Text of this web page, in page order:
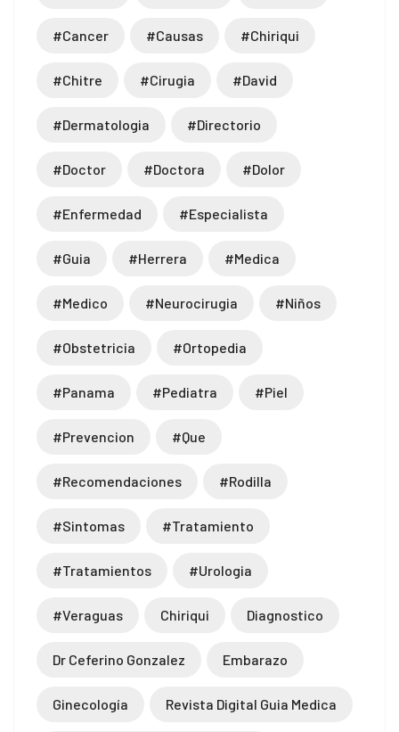
#cancer #causas #chiriqui
#chitre #cirugia #david
#dermatologia #directorio
#doctor #doctora #dolor
#enfermedad #especialista
#guia #herrera #medica
#medico #neurocirugia #niños
#obstetricia #ortopedia
#panama #pediatra #piel
#prevencion #que
#recomendaciones #rodilla
#sintomas #tratamiento
#tratamientos #urologia
#veraguas Chiriqui Diagnostico
Dr Ceferino Gonzalez Embarazo
Ginecología Revista Digital Guia Medica